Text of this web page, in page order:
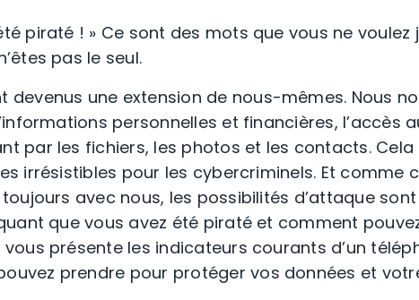
piraté ! » Ce sont des mots que vous ne
pas le seul.
devenus une extension de nous-mêmes. Nous
personnelles et financières, l’accès
par les fichiers, les photos et les contacts.
irrésistibles pour les cybercriminels. Et comme
avec nous, les possibilités d’attaque
que vous avez été piraté et comment
présente les indicateurs courants d’un
prendre pour protéger vos données et